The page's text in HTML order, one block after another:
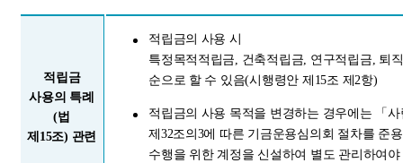
적립금
사용의 특례
(법
제15조) 관련
적립금의 사용 시
특정목적적립금, 건축적립금, 연구적립금, 퇴
순으로 할 수 있음(시행령안 제15조 제2항)
적립금의 사용 목적을 변경하는 경우에는 「
제32조의3에 따른 기금운용심의회 절차를 준
수행을 위한 계정을 신설하여 별도 관리하여